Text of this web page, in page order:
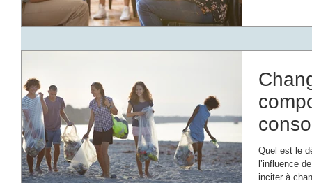
Quel est le déclencheur
l’influence
inciter à